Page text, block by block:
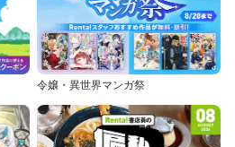
令嬢・異世界マンガ祭